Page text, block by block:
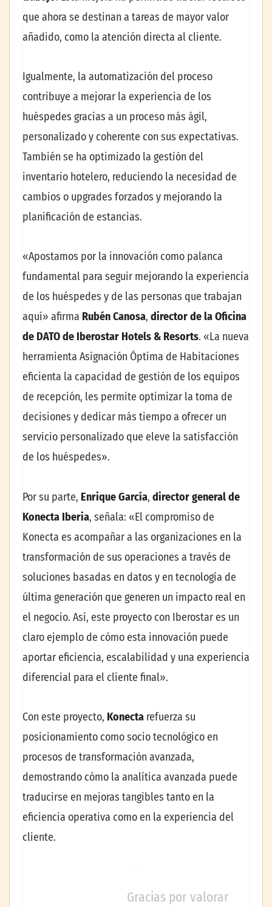
que ahora se destinan a tareas de mayor valor
añadido, como la atención directa al cliente.
Igualmente, la automatización del proceso
contribuye a mejorar la experiencia de los
huéspedes gracias a un proceso más ágil,
personalizado y coherente con sus expectativas.
También se ha optimizado la gestión del
inventario hotelero, reduciendo la necesidad de
cambios o upgrades forzados y mejorando la
planificación de estancias.
«Apostamos por la innovación como palanca
fundamental para seguir mejorando la experiencia
de los huéspedes y de las personas que trabajan
aquí» afirma Rubén Canosa, director de la Oficina
de DATO de Iberostar Hotels & Resorts. «La nueva
herramienta Asignación Óptima de Habitaciones
eficienta la capacidad de gestión de los equipos
de recepción, les permite optimizar la toma de
decisiones y dedicar más tiempo a ofrecer un
servicio personalizado que eleve la satisfacción
de los huéspedes».
Por su parte, Enrique García, director general de
Konecta Iberia, señala: «El compromiso de
Konecta es acompañar a las organizaciones en la
transformación de sus operaciones a través de
soluciones basadas en datos y en tecnología de
última generación que generen un impacto real en
el negocio. Así, este proyecto con Iberostar es un
claro ejemplo de cómo esta innovación puede
aportar eficiencia, escalabilidad y una experiencia
diferencial para el cliente final».
Con este proyecto, Konecta refuerza su
posicionamiento como socio tecnológico en
procesos de transformación avanzada,
demostrando cómo la analítica avanzada puede
traducirse en mejoras tangibles tanto en la
eficiencia operativa como en la experiencia del
cliente.
Gracias por valorar